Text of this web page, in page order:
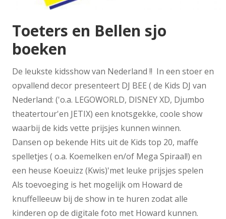
Toeters en Bellen sjo
boeken
De leukste kidsshow van Nederland !! In een stoer en
opvallend decor presenteert DJ BEE ( de Kids DJ van
Nederland: ('o.a. LEGOWORLD, DISNEY XD, Djumbo
theatertour'en JETIX) een knotsgekke, coole show
waarbij de kids vette prijsjes kunnen winnen.
Dansen op bekende Hits uit de Kids top 20, maffe
spelletjes ( o.a. Koemelken en/of Mega Spiraal!) en
een heuse Koeuizz (Kwis)'met leuke prijsjes spelen
Als toevoeging is het mogelijk om Howard de
knuffelleeuw bij de show in te huren zodat alle
kinderen op de digitale foto met Howard kunnen.